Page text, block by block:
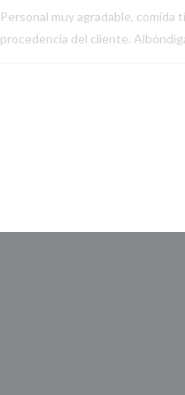
Personal muy agradable, comida
procedencia del cliente.